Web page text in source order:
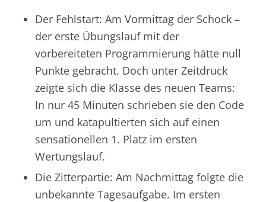
Der Fehlstart: Am Vormittag der Schock –
der erste Übungslauf mit der
vorbereiteten Programmierung hätte null
Punkte gebracht. Doch unter Zeitdruck
zeigte sich die Klasse des neuen Teams:
In nur 45 Minuten schrieben sie den Code
um und katapultierten sich auf einen
sensationellen 1. Platz im ersten
Wertungslauf.
Die Zitterpartie: Am Nachmittag folgte die
unbekannte Tagesaufgabe. Im ersten